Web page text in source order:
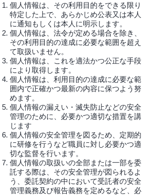
個人情報は、その利用目的をできる限り
特定した上で、あらかじめ公表又は本人
に通知もしくは本人に明示します。
個人情報は、法令が定める場合を除き、
その利用目的の達成に必要な範囲を超え
て取扱いません。
個人情報は、これを適法かつ公正な手段
により取得します。
個人情報は、利用目的の達成に必要な範
囲内で正確かつ最新の内容に保つよう努
めます。
個人情報の漏えい・滅失防止などの安全
管理のために、必要かつ適切な措置を講
じます
個人情報の安全管理を図るため、定期的
に研修を行うなど職員に対し必要かつ適
切な監督を行います。
個人情報の取扱いの全部または一部を委
託する際は、その安全管理が図られるよ
う、委託契約の中において受託者の安全
管理義務及び報告義務を定めるなど、必